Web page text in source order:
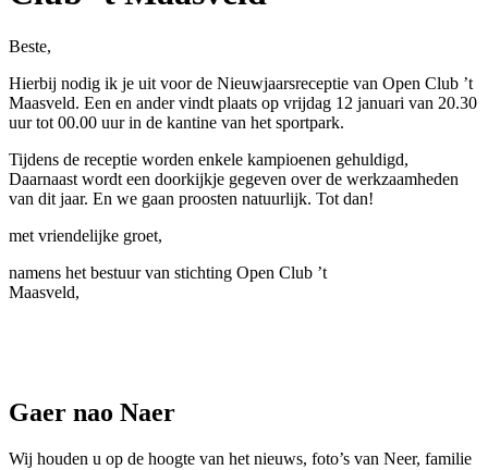
Beste,
Hierbij nodig ik je uit voor de Nieuwjaarsreceptie van Open Club ’t
Maasveld. Een en ander vindt plaats op vrijdag 12 januari van 20.30
uur tot 00.00 uur in de kantine van het sportpark.
Tijdens de receptie worden enkele kampioenen gehuldigd,
Daarnaast wordt een doorkijkje gegeven over de werkzaamheden
van dit jaar. En we gaan proosten natuurlijk. Tot dan!
met vriendelijke groet,
namens het bestuur van stichting Open Club ’t
Maasveld,
Gaer nao Naer
Wij houden u op de hoogte van het nieuws, foto’s van Neer, familie